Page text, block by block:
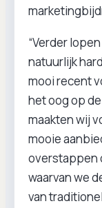
“Verder
natuurlijk
mooi recent
het oog op
maakten wij
mooie
overstappen
waarvan we
van